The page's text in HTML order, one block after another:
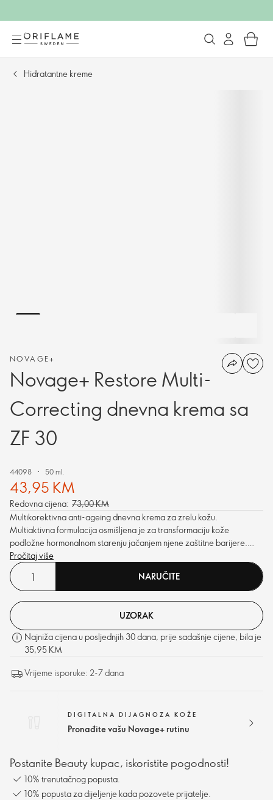
Hidratantne kreme
NOVAGE+
Novage+ Restore Multi-
Correcting dnevna krema sa
ZF 30
44098 50 ml.
43,95 KM
Redovna cijena: 73,00 KM
Multikorektivna anti-ageing dnevna krema za zrelu kožu.
Multiaktivna formulacija osmišljena je za transformaciju kože
podložne hormonalnom starenju jačanjem njene zaštitne barijere.
Dubinski hrani i poboljšava blistavost.
Pročitaj više
NARUČITE
UZORAK
Najniža cijena u posljednjih 30 dana, prije sadašnje cijene, bila je
35,95 KM
Vrijeme isporuke: 2-7 dana
DIGITALNA DIJAGNOZA KOŽE
Pronađite vašu Novage+ rutinu
Postanite Beauty kupac, iskoristite pogodnosti!
10% trenutačnog popusta.
10% popusta za dijeljenje kada pozovete prijatelje.